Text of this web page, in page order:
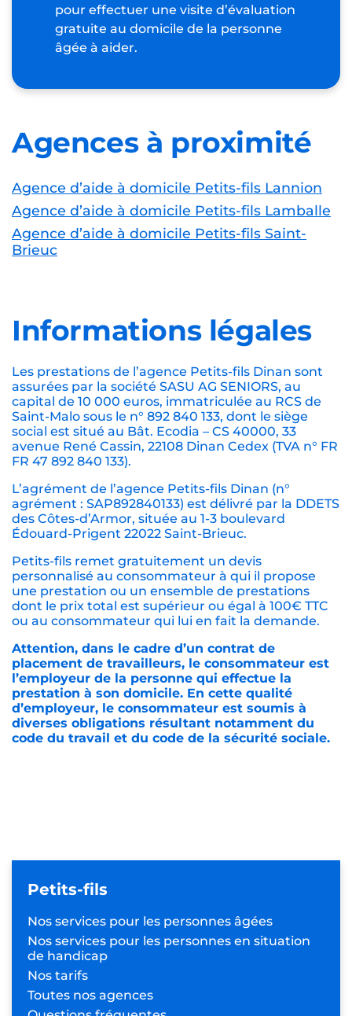
pour effectuer une visite d’évaluation
gratuite au domicile de la personne
âgée à aider.
Agences à proximité
Agence d’aide à domicile Petits-fils Lannion
Agence d’aide à domicile Petits-fils Lamballe
Agence d’aide à domicile Petits-fils Saint-
Brieuc
Informations légales
Les prestations de l’agence Petits-fils Dinan sont
assurées par la société SASU AG SENIORS, au
capital de 10 000 euros, immatriculée au RCS de
Saint-Malo sous le n° 892 840 133, dont le siège
social est situé au Bât. Ecodia – CS 40000, 33
avenue René Cassin, 22108 Dinan Cedex (TVA n° FR
FR 47 892 840 133).
L’agrément de l’agence Petits-fils Dinan (n°
agrément : SAP892840133) est délivré par la DDETS
des Côtes-d’Armor, située au 1-3 boulevard
Édouard-Prigent 22022 Saint-Brieuc.
Petits-fils remet gratuitement un devis
personnalisé au consommateur à qui il propose
une prestation ou un ensemble de prestations
dont le prix total est supérieur ou égal à 100€ TTC
ou au consommateur qui lui en fait la demande.
Attention, dans le cadre d’un contrat de
placement de travailleurs, le consommateur est
l’employeur de la personne qui effectue la
prestation à son domicile. En cette qualité
d’employeur, le consommateur est soumis à
diverses obligations résultant notamment du
code du travail et du code de la sécurité sociale.
Petits-fils
Nos services pour les personnes âgées
Nos services pour les personnes en situation
de handicap
Nos tarifs
Toutes nos agences